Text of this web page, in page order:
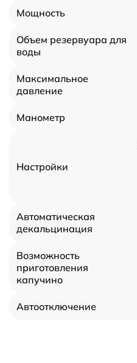
Мощность
Объем резервуара для
воды
Максимальное
давление
Манометр
Настройки
Автоматическая
декальцинация
Возможность
приготовления
капучино
Автоотключение